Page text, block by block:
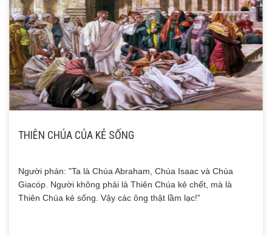
THIÊN CHÚA CỦA KẺ SỐNG
Người phán: "Ta là Chúa Abraham, Chúa Isaac và Chúa
Giacóp. Người không phải là Thiên Chúa kẻ chết, mà là
Thiên Chúa kẻ sống. Vậy các ông thật lầm lạc!”